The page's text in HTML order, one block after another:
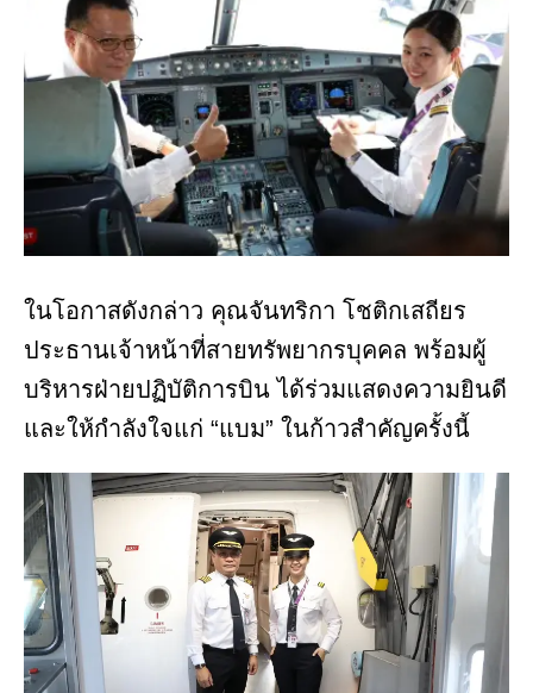
ในโอกาสดังกล่าว คุณจันทริกา โชติกเสถียร
ประธานเจ้าหน้าที่สายทรัพยากรบุคคล พร้อมผู้
บริหารฝ่ายปฏิบัติการบิน ได้ร่วมแสดงความยินดี
และให้กำลังใจแก่ “แบม” ในก้าวสำคัญครั้งนี้